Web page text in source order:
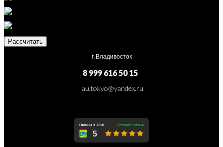
Рассчитать
г. Владивосток
8 999 616 50 15
au.tokyo@yandex.ru